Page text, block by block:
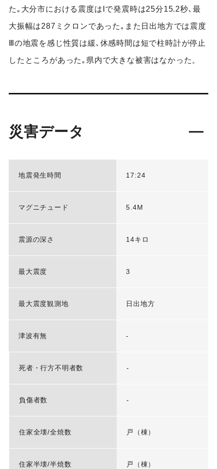
た｡大分市における震度はⅠで発震時は25分15.2秒､最
大振幅は287ミクロンであった｡また日出地方では震度
Ⅲの地震を感じ性質は緩､休感時間は短で柱時計が停止
したところがあった｡県内で大きな被害はなかった。
災害データ
地震発生時間 17:24
マグニチュード 5.4M
震源の深さ 14キロ
最大震度 3
最大震度観測地 日出地方
津波有無 -
死者・行方不明者数 -
負傷者数 -
住家全壊/全焼数 戸（棟）
住家半壊/半焼数 戸（棟）